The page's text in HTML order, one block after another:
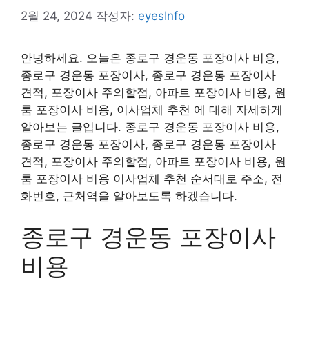
2월 24, 2024 작성자: eyesInfo
안녕하세요. 오늘은 종로구 경운동 포장이사 비용,
종로구 경운동 포장이사, 종로구 경운동 포장이사
견적, 포장이사 주의할점, 아파트 포장이사 비용, 원
룸 포장이사 비용, 이사업체 추천 에 대해 자세하게
알아보는 글입니다. 종로구 경운동 포장이사 비용,
종로구 경운동 포장이사, 종로구 경운동 포장이사
견적, 포장이사 주의할점, 아파트 포장이사 비용, 원
룸 포장이사 비용 이사업체 추천 순서대로 주소, 전
화번호, 근처역을 알아보도록 하겠습니다.
종로구 경운동 포장이사
비용